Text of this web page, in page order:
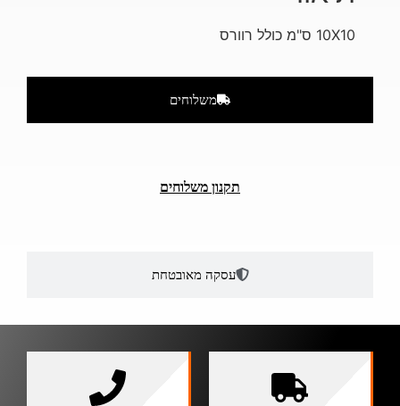
10X10 ס"מ כולל רוורס
משלוחים
עסקה מאובטחת
תקנון משלוחים